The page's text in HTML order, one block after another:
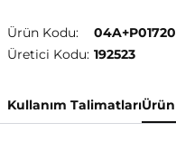
Ürün Kodu:
Üretici Kodu: 192523
Kullanım Talimatları